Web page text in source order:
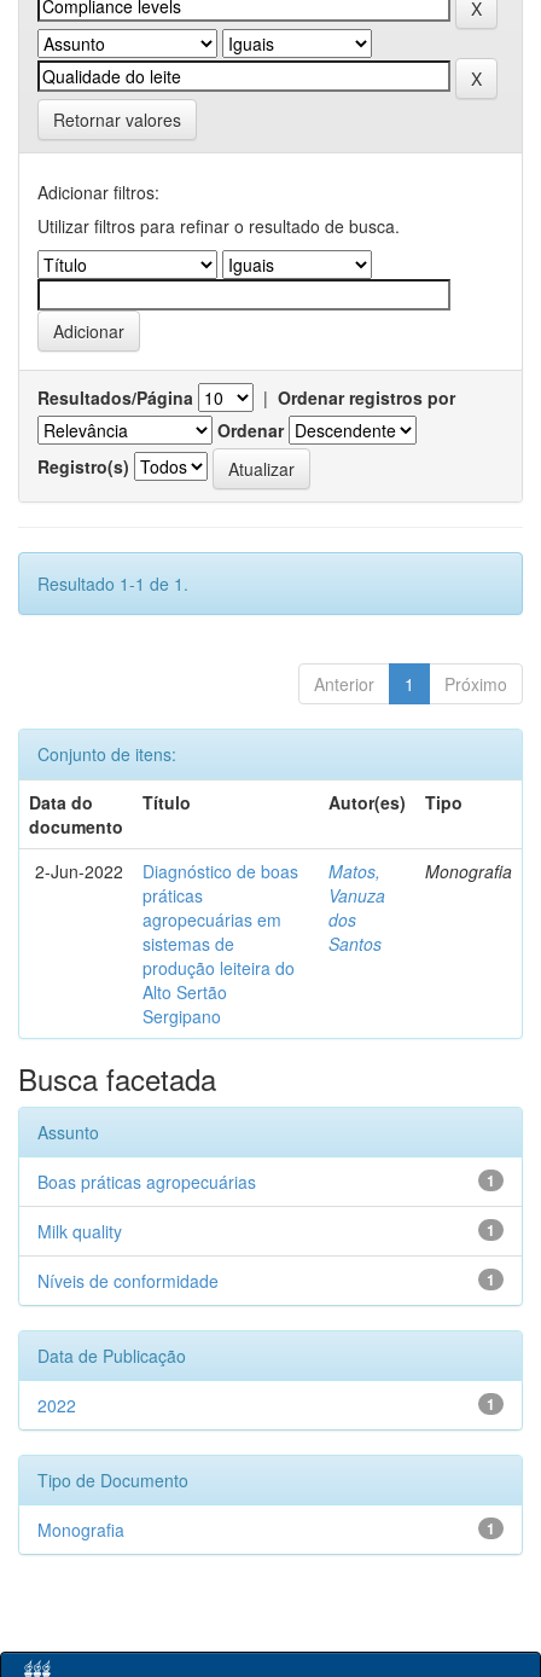
Retornar valores
Adicionar filtros:
Utilizar filtros para refinar o resultado de busca.
Resultados/Página | Ordenar registros por
Ordenar
Registro(s)
Resultado 1-1 de 1.
Anterior 1 Próximo
Conjunto de itens:
Data do
documento
Título Autor(es) Tipo
2-Jun-2022
Diagnóstico de boas
práticas
agropecuárias em
sistemas de
produção leiteira do
Alto Sertão
Sergipano
Matos,
Vanuza
dos
Santos
Monografia
Busca facetada
Assunto
1
Boas práticas agropecuárias
1
Milk quality
1
Níveis de conformidade
Data de Publicação
1
2022
Tipo de Documento
1
Monografia